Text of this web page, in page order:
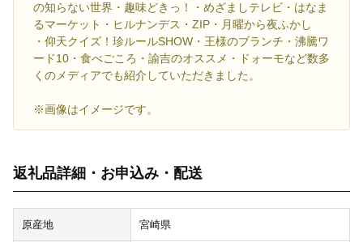
の知らない世界・趣味どきっ！・めざましテレビ・はなま
るマーケット・ヒルナンデス・ZIP・月曜から夜ふかし
・仰天クイズ！珍ルールSHOW・王様のブランチ・沸騰ワ
ード10・食べごころ・諭吉のオススメ・ドォーモなど数多
くのメディアでも紹介していただきました。
※画像はイメージです。
返礼品詳細・お申込み・配送
原産地 宮崎県